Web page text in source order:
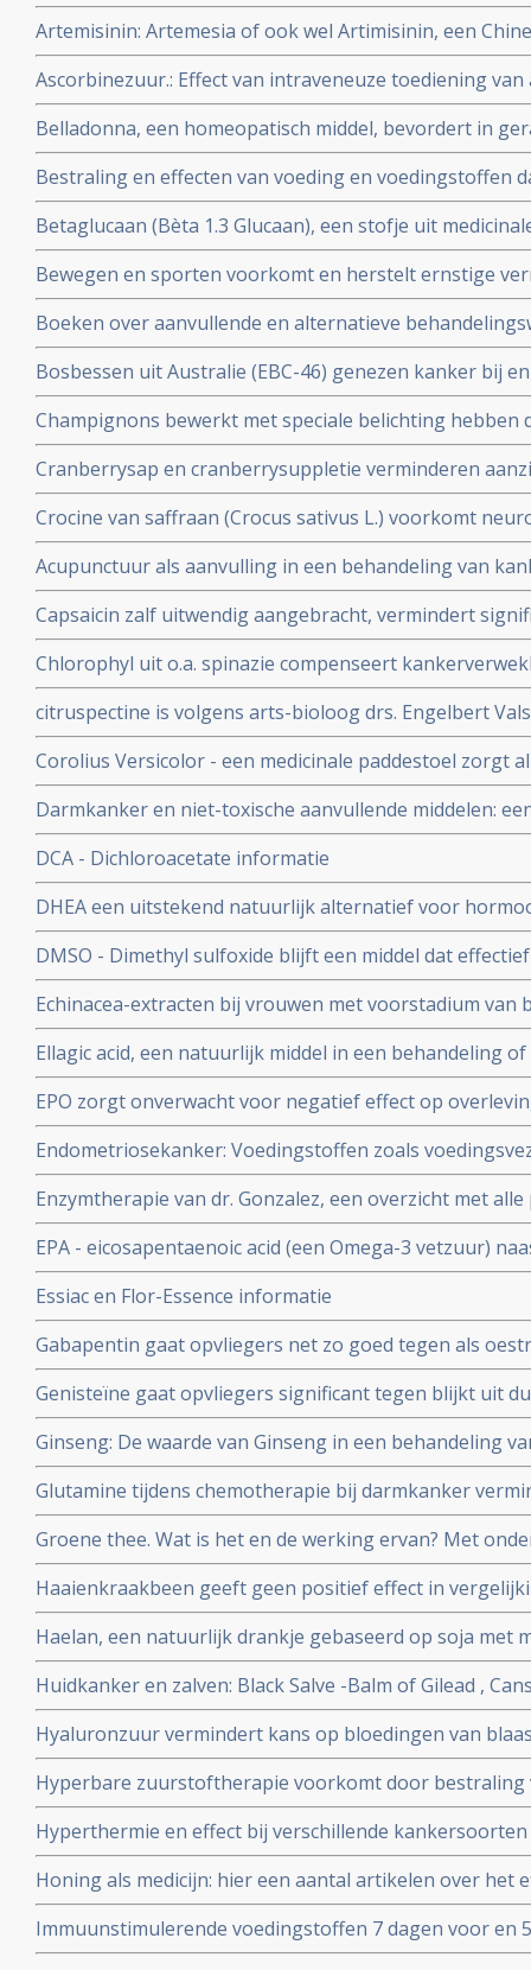
Artemisinin: Artemesia of ook wel Artimisinin, een
in een behandeling van kanker. Vooral bij
Ascorbinezuur.: Effect van intraveneuze toediening
injecties met vitamine C) als aanvulling in
Belladonna, een homeopatisch middel, bevordert in
onderzoek herstel van bijwerkingen van bestraling.
Bestraling en effecten van voeding en voedingstoffen
en artikelen bij elkaar gezet over dit onderwerp.
Betaglucaan (Bèta 1.3 Glucaan), een stofje uit
natuurlijke middel zo bijzonder is in een behandeling
informatie wat Betaglucaan is ook enkele studies over
Bewegen en sporten voorkomt en herstelt ernstige
blijkt uit grote studies. Iedere kankerpatient zou een
worden voorgeschreven aldus de onderzoekers.
Boeken over aanvullende en alternatieve
Bv. Het grootste en eerlijkste anti-hormonenboek:
vrouwen zouden moeten weten over vooral de rol van
baarmoederhals
Bosbessen uit Australie (EBC-46) genezen kanker bij
weken wanneer ingespoten direct in de tumor.
Champignons bewerkt met speciale belichting hebben
en kunnen vitamine-D supplementen vervangen
Cranberrysap en cranberrysuppletie verminderen
urineweginfecties bij daarvoor gevoelige mensen
Crocine van saffraan (Crocus sativus L.) voorkomt
placebo bij kankerpatienten die chemo kregen
Acupunctuur als aanvulling in een behandeling van
bijwerkingen veroorzaakt door bv. chemokuren bij
artikelenreeks
Capsaicin zalf uitwendig aangebracht, vermindert
(zenuwpijnen) veroorzaakt door operatieve ingrepen
chilipepers met veel capsaicin werken ook goed als
Chlorophyl uit o.a. spinazie compenseert
stofje veel en voornamelijk voorkomend in rood vlees
citruspectine is volgens arts-bioloog drs. Engelbert
voedingssupplement bij o.a. prostaatkanker en
Corolius Versicolor - een medicinale paddestoel zorgt
77% verhoogde T-cel activiteit bij 36 patiënten met het
Vermoeidheids Syndroom en/of verstoorde
Darmkanker en niet-toxische aanvullende middelen:
effectieve niet-toxische behandelingen, middelen en
DCA - Dichloroacetate informatie
DHEA een uitstekend natuurlijk alternatief voor
postmenopausale vrouwen - 50 tot 65 jaar
DMSO - Dimethyl sulfoxide blijft een middel dat
beroertes, pijnstilling, weefselletsel, auto-
kankerpatienten zorgt voor remissies
Echinacea-extracten bij vrouwen met voorstadium van
verhoogde L-SIL/CIN-1 waarden verkregen uit
voorstadium kanker sneller verdwijnen na 6 maanden
Ellagic acid, een natuurlijk middel in een behandeling
EPO zorgt onverwacht voor negatief effect op
aldus gerandomiseerde fase III studie.
Endometriosekanker: Voedingstoffen zoals
dan specifiek vitamines C, E en Betacaroteen en
endometriosekanker aanmerkelijk verlagen.
Enzymtherapie van dr. Gonzalez, een overzicht met
EPA - eicosapentaenoic acid (een Omega-3 vetzuur)
meer remissies bij kinderen met leukemie en zij
gewichtsverlies aldus gerandomiseerde fase II studie.
Essiac en Flor-Essence informatie
Gabapentin gaat opvliegers net zo goed tegen als
gerandomiseerde studie. Artikel geplaatst 12 juli 2006
Genisteïne gaat opvliegers significant tegen blijkt uit
studie bij 90 gezonde vrouwen van 47 tot 57 jaar in de
follow-up.
Ginseng: De waarde van Ginseng in een behandeling
bijwerkingen. Een overzichtsartikel voor artsen en
geplaatst 12 december 2009
Glutamine tijdens chemotherapie bij darmkanker
neuropathische problemen daarna.
Groene thee. Wat is het en de werking ervan? Met
Haaienkraakbeen geeft geen positief effect in
kankerpatiënten aldus kleine maar wel
met darmkanker en borstkanker.
Haelan, een natuurlijk drankje gebaseerd op soja met
Huidkanker en zalven: Black Salve -Balm of Gilead ,
zalven op natuurlijke basis. Hier een aantal studies en
voor huidkanker en huidaandoeningen
Hyaluronzuur vermindert kans op bloedingen van
bestraling net zo goed als hyperbare zuurstof maar is
dienen.
Hyperbare zuurstoftherapie voorkomt door bestraling
blaasontstekingen bij patienten die op het
Hyperthermie en effect bij verschillende
chemo kuren als bij bestraling. Vele studies bewijzen
bij elkaar gezet in aparte artikelen reeks.
Honing als medicijn: hier een aantal artikelen over het
tegengaan van bijwerkingen bij chemo en bestraling
Immuunstimulerende voedingstoffen 7 dagen voor en
darmkanker vermindert significant infecties en